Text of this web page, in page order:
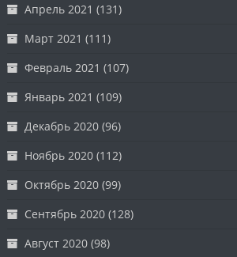
Апрель 2021 (131)
Март 2021 (111)
Февраль 2021 (107)
Январь 2021 (109)
Декабрь 2020 (96)
Ноябрь 2020 (112)
Октябрь 2020 (99)
Сентябрь 2020 (128)
Август 2020 (98)